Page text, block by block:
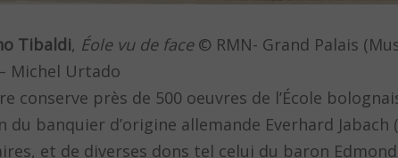
Tibaldi, Éole vu de face© RMN- Grand Palais
Michel Urtado
conserve près de 500 oeuvres de l’École
banquier d’origine allemande Everhard Jabach
et de diverses dons tel celui du baron